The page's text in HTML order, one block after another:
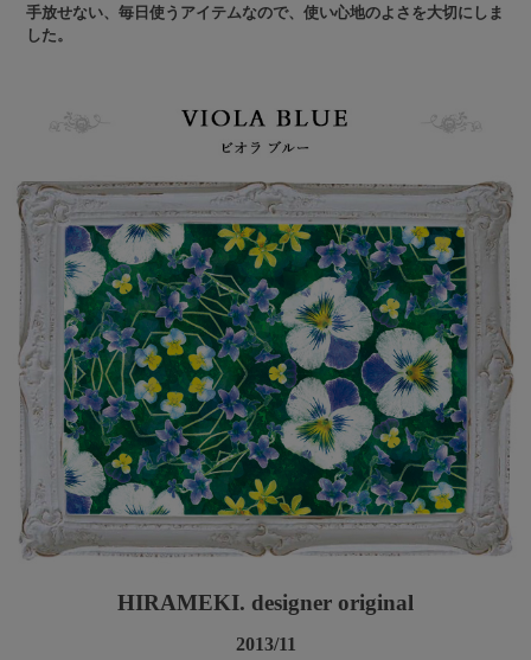
手放せない、毎日使うアイテムなので、使い心地のよさを大切にしま
した。
HIRAMEKI. designer original
2013/11